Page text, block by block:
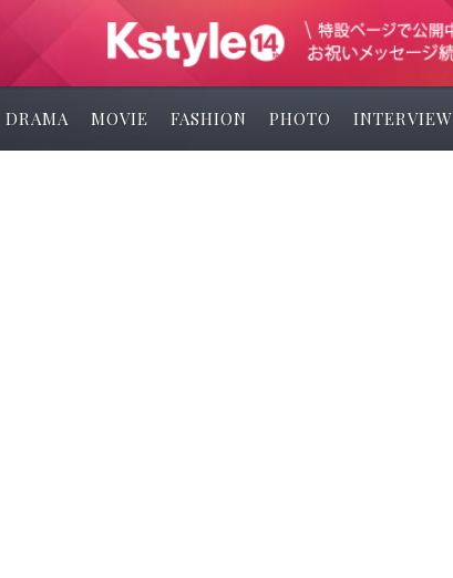
DRAMA MOVIE FASHION PHOTO INTERVIEW